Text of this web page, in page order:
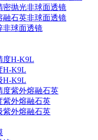
密抛光非球面透镜
融石英非球面透镜
非球面透镜
度H-K9L
H-K9L
H-K9L
度紫外熔融石英
紫外熔融石英
紫外熔融石英